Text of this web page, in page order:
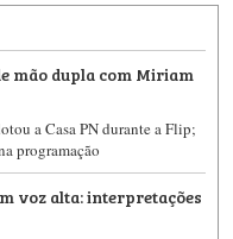
mão dupla com Miriam
a Casa PN durante a Flip;
programação
voz alta: interpretações